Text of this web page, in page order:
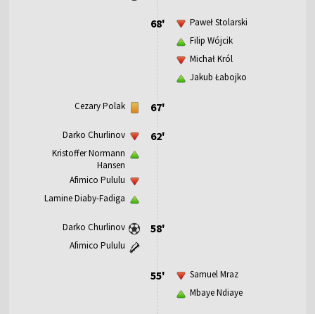
68'
Paweł Stolarski
Filip Wójcik
Michał Król
Jakub Łabojko
67'
Cezary Polak
62'
Darko Churlinov
Kristoffer Normann
Hansen
Afimico Pululu
Lamine Diaby-Fadiga
58'
Darko Churlinov
Afimico Pululu
55'
Samuel Mraz
Mbaye Ndiaye